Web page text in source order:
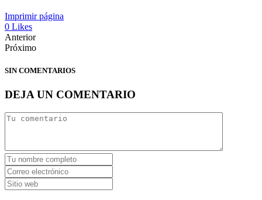
Imprimir página
0 Likes
Anterior
Próximo
SIN COMENTARIOS
DEJA UN COMENTARIO